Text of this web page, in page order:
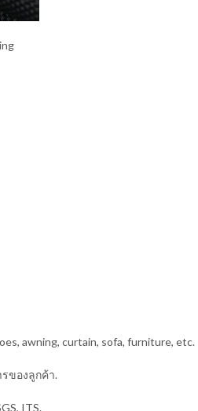
awning, curtain, sofa, furniture, etc.
ของลูกค้า.
ITS.